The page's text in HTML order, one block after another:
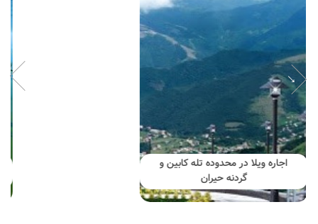
تماشای زیبایی‌های تالاب استیل